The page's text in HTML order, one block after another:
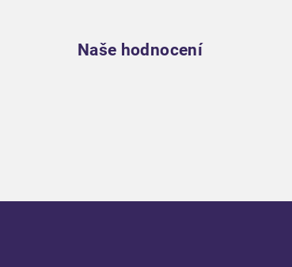
Naše hodnocení